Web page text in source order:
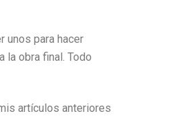
unos para hacer
la obra final. Todo
artículos anteriores